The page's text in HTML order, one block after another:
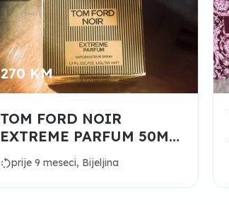
270 KM
TOM FORD NOIR
EXTREME PARFUM 50ML
270KM
rotate_leftprije 9 meseci, Bijeljina